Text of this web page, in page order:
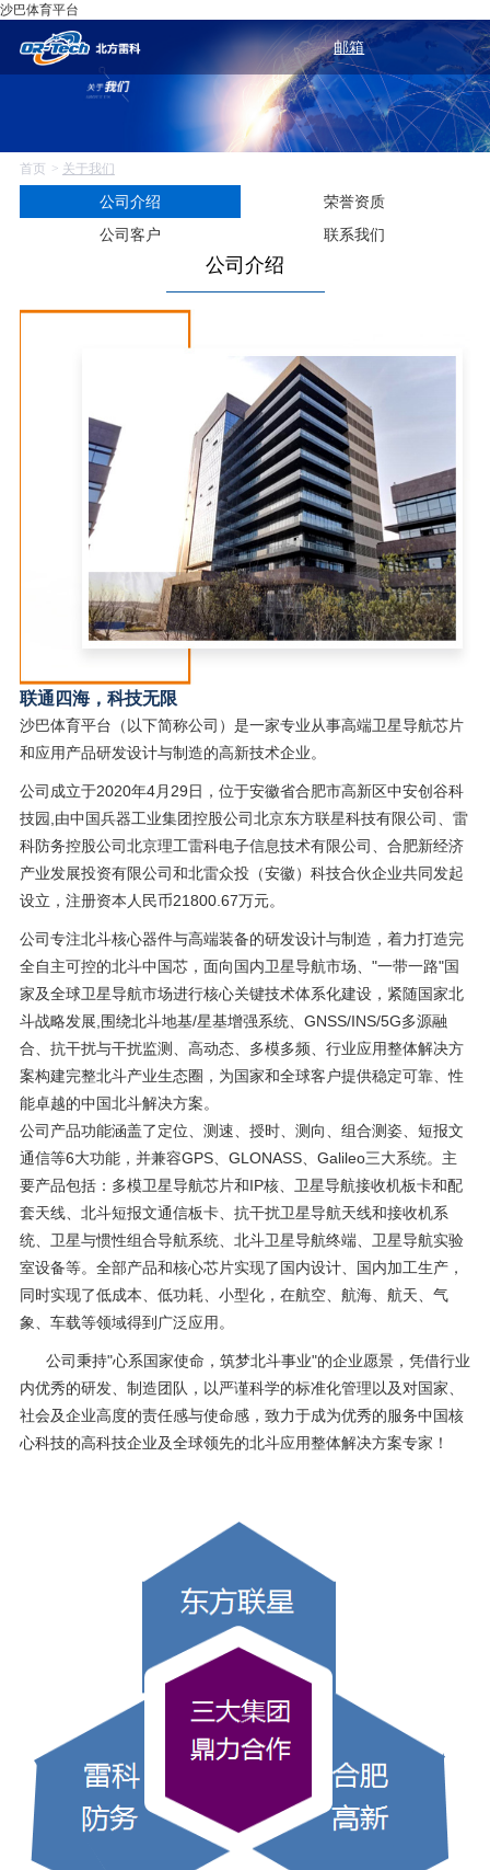
沙巴体育平台
邮箱
首页 关于我们
公司介绍
荣誉资质
公司客户
联系我们
公司介绍
联通四海，科技无限
沙巴体育平台（以下简称公司）是一家专业从事高端卫星导航芯片
和应用产品研发设计与制造的高新技术企业。
公司成立于2020年4月29日，位于安徽省合肥市高新区中安创谷科
技园,由中国兵器工业集团控股公司北京东方联星科技有限公司、雷
科防务控股公司北京理工雷科电子信息技术有限公司、合肥新经济
产业发展投资有限公司和北雷众投（安徽）科技合伙企业共同发起
设立，注册资本人民币21800.67万元。
公司专注北斗核心器件与高端装备的研发设计与制造，着力打造完
全自主可控的北斗中国芯，面向国内卫星导航市场、"一带一路"国
家及全球卫星导航市场进行核心关键技术体系化建设，紧随国家北
斗战略发展,围绕北斗地基/星基增强系统、GNSS/INS/5G多源融
合、抗干扰与干扰监测、高动态、多模多频、行业应用整体解决方
案构建完整北斗产业生态圈，为国家和全球客户提供稳定可靠、性
能卓越的中国北斗解决方案。
公司产品功能涵盖了定位、测速、授时、测向、组合测姿、短报文
通信等6大功能，并兼容GPS、GLONASS、Galileo三大系统。主
要产品包括：多模卫星导航芯片和IP核、卫星导航接收机板卡和配
套天线、北斗短报文通信板卡、抗干扰卫星导航天线和接收机系
统、卫星与惯性组合导航系统、北斗卫星导航终端、卫星导航实验
室设备等。全部产品和核心芯片实现了国内设计、国内加工生产，
同时实现了低成本、低功耗、小型化，在航空、航海、航天、气
象、车载等领域得到广泛应用。
公司秉持"心系国家使命，筑梦北斗事业"的企业愿景，凭借行业
内优秀的研发、制造团队，以严谨科学的标准化管理以及对国家、
社会及企业高度的责任感与使命感，致力于成为优秀的服务中国核
心科技的高科技企业及全球领先的北斗应用整体解决方案专家！